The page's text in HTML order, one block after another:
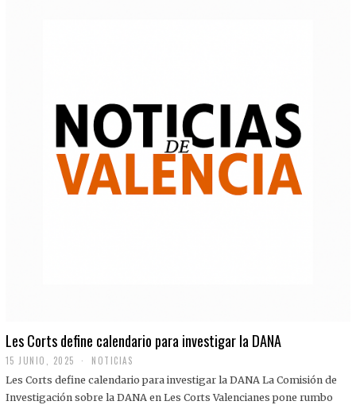
Les Corts define calendario para investigar la DANA
15 JUNIO, 2025 NOTICIAS
Les Corts define calendario para investigar la DANA La Comisión de
Investigación sobre la DANA en Les Corts Valencianes pone rumbo